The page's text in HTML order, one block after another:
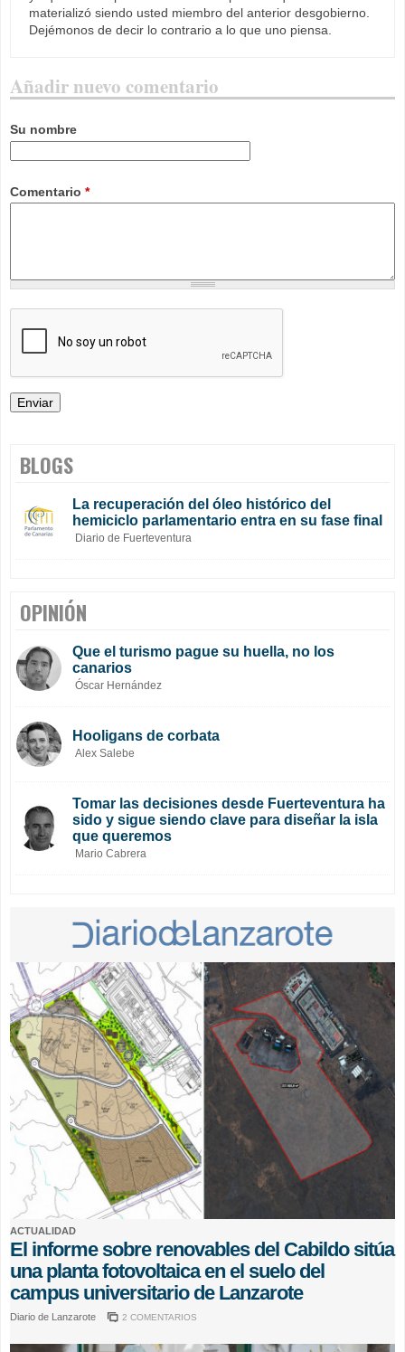
materializó siendo usted miembro del anterior desgobierno.
Dejémonos de decir lo contrario a lo que uno piensa.
Añadir nuevo comentario
Su nombre
Comentario *
BLOGS
La recuperación del óleo histórico del
hemiciclo parlamentario entra en su fase final
Diario de Fuerteventura
OPINIÓN
Que el turismo pague su huella, no los
canarios
Óscar Hernández
Hooligans de corbata
Alex Salebe
Tomar las decisiones desde Fuerteventura ha
sido y sigue siendo clave para diseñar la isla
que queremos
Mario Cabrera
ACTUALIDAD
El informe sobre renovables del Cabildo sitúa
una planta fotovoltaica en el suelo del
campus universitario de Lanzarote
Diario de Lanzarote 2 COMENTARIOS